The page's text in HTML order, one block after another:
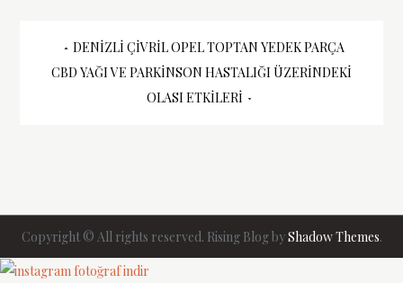
Yazı
gezinmesi
DENIZLI ÇIVRIL OPEL TOPTAN YEDEK PARÇA
CBD YAĞI VE PARKINSON HASTALIĞI ÜZERINDEKI
OLASI ETKILERI
Copyright © All rights reserved. Rising Blog byShadow Themes.